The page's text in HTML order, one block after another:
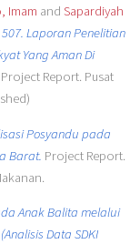
Imam and Sapardiyah
507. Laporan Penelitian
Yang Aman Di
Project Report. Pusat
Posyandu pada
Barat. Project Report.
Anak Balita melalui
Data SDKI